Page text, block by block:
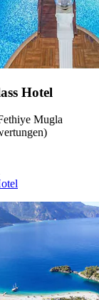
Hotel
Mugla